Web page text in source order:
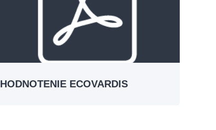
HODNOTENIE ECOVARDIS